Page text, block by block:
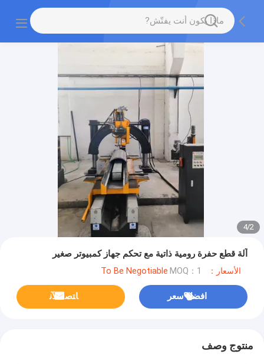
2
/
4
آلة قطع حفرة رومية ذاتية مع تحكم جهاز كمبيوتر صغير
الأسعار：To Be Negotiable MOQ：1
افضل سعر ﺎﺘﺼﻟ ﺍﻶﻧ
منتوج وصف